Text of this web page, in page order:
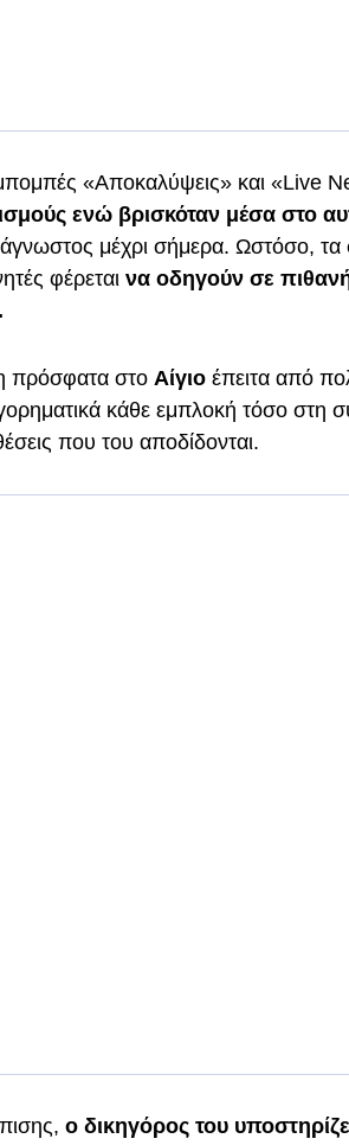
«Αποκαλύψεις» και «Live
ενώ βρισκόταν μέσα στο
μέχρι σήμερα. Ωστόσο, τα
φέρεται να οδηγούν σε
πρόσφατα στο Αίγιο έπειτα από
κάθε εμπλοκή τόσο στη
που του αποδίδονται.
ο δικηγόρος του